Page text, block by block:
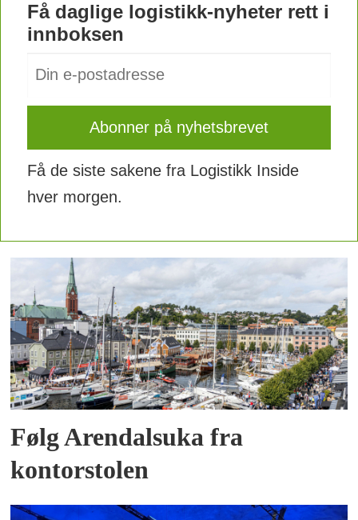
Få daglige logistikk-nyheter rett i
innboksen
Få de siste sakene fra Logistikk Inside
hver morgen.
Følg Arendalsuka fra
kontorstolen